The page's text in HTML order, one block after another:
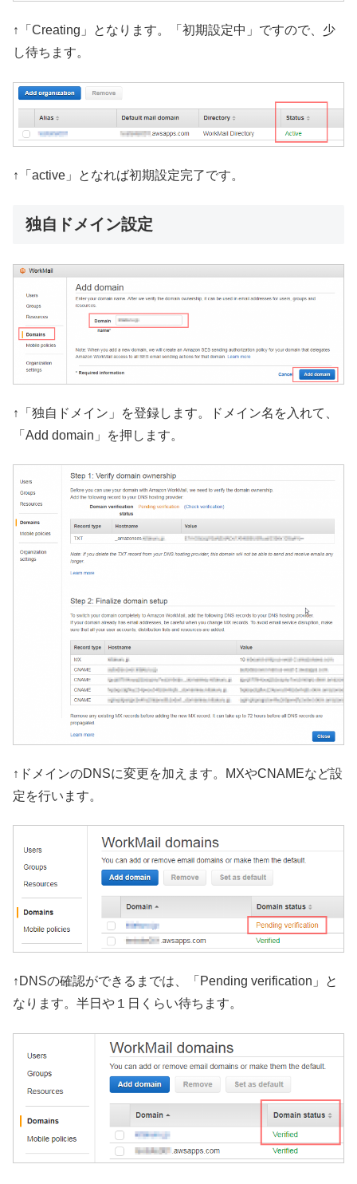
↑「Creating」となります。「初期設定中」ですので、少
し待ちます。
↑「active」となれば初期設定完了です。
独自ドメイン設定
↑「独自ドメイン」を登録します。ドメイン名を入れて、
「Add domain」を押します。
↑ドメインのDNSに変更を加えます。MXやCNAMEなど設
定を行います。
↑DNSの確認ができるまでは、「Pending verification」と
なります。半日や１日くらい待ちます。